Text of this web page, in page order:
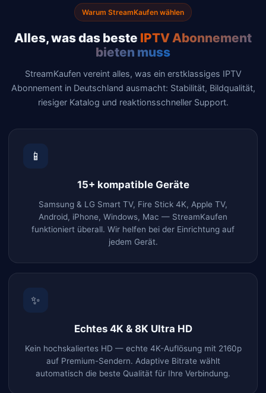
Warum StreamKaufen wählen
Alles, was das beste IPTV Abonnement
bieten muss
StreamKaufen vereint alles, was ein erstklassiges IPTV
Abonnement in Deutschland ausmacht: Stabilität, Bildqualität,
riesiger Katalog und reaktionsschneller Support.
📱
15+ kompatible Geräte
Samsung & LG Smart TV, Fire Stick 4K, Apple TV,
Android, iPhone, Windows, Mac — StreamKaufen
funktioniert überall. Wir helfen bei der Einrichtung auf
jedem Gerät.
✨
Echtes 4K & 8K Ultra HD
Kein hochskaliertes HD — echte 4K-Auflösung mit 2160p
auf Premium-Sendern. Adaptive Bitrate wählt
automatisch die beste Qualität für Ihre Verbindung.